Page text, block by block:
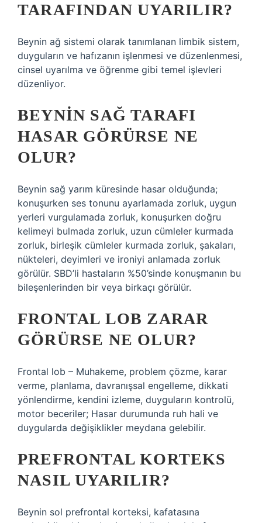
TARAFINDAN UYARILIR?
Beynin ağ sistemi olarak tanımlanan limbik sistem,
duyguların ve hafızanın işlenmesi ve düzenlenmesi,
cinsel uyarılma ve öğrenme gibi temel işlevleri
düzenliyor.
BEYNIN SAĞ TARAFI
HASAR GÖRÜRSE NE
OLUR?
Beynin sağ yarım küresinde hasar olduğunda;
konuşurken ses tonunu ayarlamada zorluk, uygun
yerleri vurgulamada zorluk, konuşurken doğru
kelimeyi bulmada zorluk, uzun cümleler kurmada
zorluk, birleşik cümleler kurmada zorluk, şakaları,
nükteleri, deyimleri ve ironiyi anlamada zorluk
görülür. SBD’li hastaların %50’sinde konuşmanın bu
bileşenlerinden bir veya birkaçı görülür.
FRONTAL LOB ZARAR
GÖRÜRSE NE OLUR?
Frontal lob – Muhakeme, problem çözme, karar
verme, planlama, davranışsal engelleme, dikkati
yönlendirme, kendini izleme, duyguların kontrolü,
motor beceriler; Hasar durumunda ruh hali ve
duygularda değişiklikler meydana gelebilir.
PREFRONTAL KORTEKS
NASIL UYARILIR?
Beynin sol prefrontal korteksi, kafatasına